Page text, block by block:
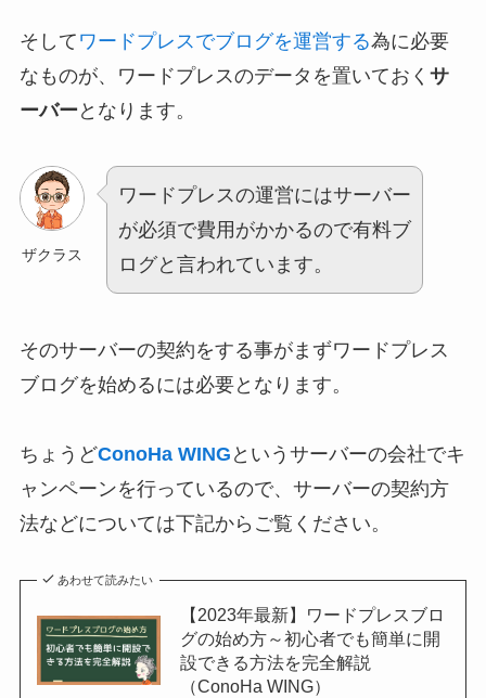
そして ワードプレス でブログを運営する為に必要
なものが、ワードプレスのデータを置いておく サ
ーバー となります。
ザクラス
ワードプレスの運営にはサーバー
が必須で費用がかかるので有料ブ
ログと言われています。
そのサーバーの契約をする事がまずワードプレス
ブログを始めるには必要となります。
ちょうどConoHa WING というサーバーの会社でキ
ャンペーンを行っているので、サーバーの契約方
法などについては下記からご覧ください。
あわせて読みたい
【2023年最新】ワードプレスブロ
グの始め方～初心者でも簡単に開
設できる方法を完全解説
（ConoHa WING）